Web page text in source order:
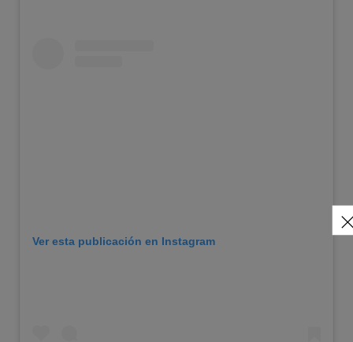
Ver esta publicación en Instagram